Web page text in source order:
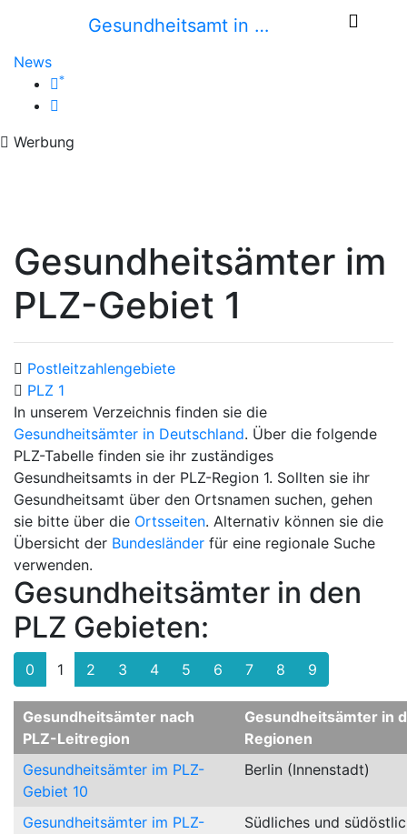
Gesundheitsamt in …
News
*
Werbung
Gesundheitsämter im
PLZ-Gebiet 1
Postleitzahlengebiete
PLZ 1
In unserem Verzeichnis finden sie die
Gesundheitsämter in Deutschland. Über die folgende
PLZ-Tabelle finden sie ihr zuständiges
Gesundheitsamts in der PLZ-Region 1. Sollten sie ihr
Gesundheitsamt über den Ortsnamen suchen, gehen
sie bitte über die Ortsseiten. Alternativ können sie die
Übersicht der Bundesländer für eine regionale Suche
verwenden.
Gesundheitsämter in den
PLZ Gebieten:
0 1 2 3 4 5 6 7 8 9
Gesundheitsämter nach
PLZ-Leitregion
Gesundheitsämter in
Regionen
Gesundheitsämter im PLZ-
Gebiet 10
Berlin (Innenstadt)
Gesundheitsämter im PLZ-
Südliches und